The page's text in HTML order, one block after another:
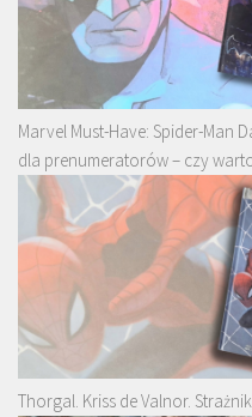
Marvel Must-Have: Spider-Man
dla prenumeratorów – czy
Thorgal. Kriss de Valnor.